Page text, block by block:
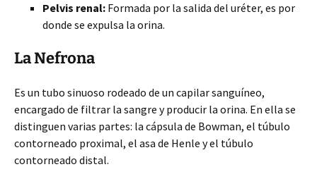
Pelvis renal: Formada por la salida del uréter, es por
donde se expulsa la orina.
La Nefrona
Es un tubo sinuoso rodeado de un capilar sanguíneo,
encargado de filtrar la sangre y producir la orina. En ella se
distinguen varias partes: la cápsula de Bowman, el túbulo
contorneado proximal, el asa de Henle y el túbulo
contorneado distal.